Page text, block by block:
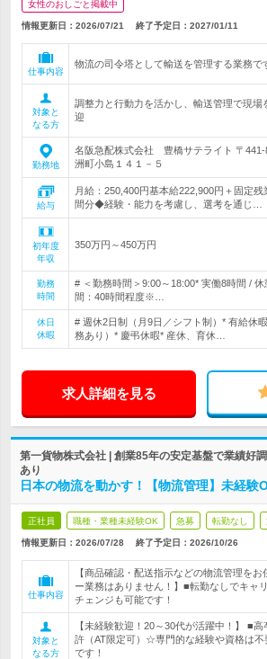
女性のおしごと掲載中
情報更新日：2026/07/21 終了予定日： 2027/01/11
仕事内容
物流の司令塔として輸送を管理する業務で
対象と
なる方
調整力と行動力を活かし、輸送管理で現場
迎
勤務地
名阪急配株式会社 豊橋サテライト 〒441-
洲町小島１４１－５
給与
月給：250,400円基本給222,900円＋固定
間分◆経験・能力を考慮し、選考を通じ…
初年度
年収
350万円～450万円
勤務
時間
# ＜勤務時間＞9:00～18:00* 実働8時間 /
間：40時間程度※…
休日
休暇
# 週休2日制（月9日／シフト制）* 有給休
務あり）* 慶弔休暇* 産休、育休…
求人詳細を見る
第一貨物株式会社 | 創業85年の安定基盤で業績好
あり
日本の物流を動かす！【物流管理】未経験
正社員 職種・業種未経験OK 急募 転勤なし
情報更新日：2026/07/28 終了予定日： 2026/10/26
仕事内容
【商品確認・配送指示などの物流管理を
ー業務はありません！】■転勤なしでキャ
チェンジも可能です！
対象と
なる方
【未経験歓迎！20～30代が活躍中！】 ■
許（AT限定可）☆専門的な経験や資格は不
です！